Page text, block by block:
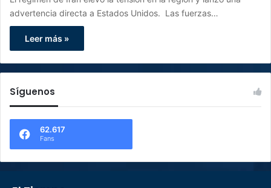
advertencia directa a Estados Unidos. Las fuerzas…
Leer más »
Síguenos
62.617
Fans